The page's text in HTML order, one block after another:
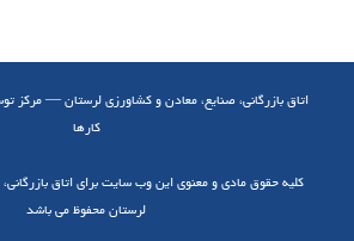
اتاق بازرگانی، صنایع، معادن و کشاورزی لرستان —
کارها
کلیه حقوق مادی و معنوی این وب سایت برای اتاق
لرستان محفوظ می باشد